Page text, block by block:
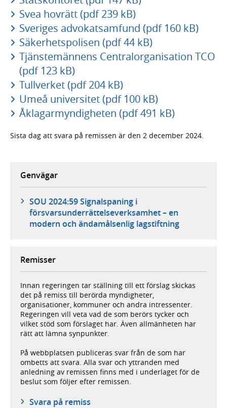
Svea hovrätt (pdf 239 kB)
Sveriges advokatsamfund (pdf 160 kB)
Säkerhetspolisen (pdf 44 kB)
Tjänstemännens Centralorganisation TCO
(pdf 123 kB)
Tullverket (pdf 204 kB)
Umeå universitet (pdf 100 kB)
Åklagarmyndigheten (pdf 491 kB)
Sista dag att svara på remissen är den 2 december 2024.
Genvägar
SOU 2024:59 Signalspaning i
försvarsunderrättelseverksamhet – en
modern och ändamålsenlig lagstiftning
Remisser
Innan regeringen tar ställning till ett förslag skickas
det på remiss till berörda myndigheter,
organisationer, kommuner och andra intressenter.
Regeringen vill veta vad de som berörs tycker och
vilket stöd som förslaget har. Även allmänheten har
rätt att lämna synpunkter.
På webbplatsen publiceras svar från de som har
ombetts att svara. Alla svar och yttranden med
anledning av remissen finns med i underlaget för de
beslut som följer efter remissen.
Svara på remiss